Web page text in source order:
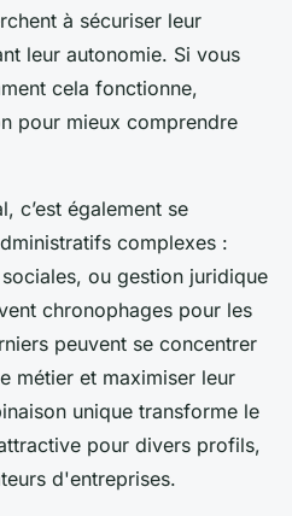
à sécuriser leur
leur autonomie. Si vous
cela fonctionne,
pour mieux comprendre
c’est également se
complexes :
ou gestion juridique
chronophages pour les
peuvent se concentrer
métier et maximiser leur
unique transforme le
pour divers profils,
d'entreprises.